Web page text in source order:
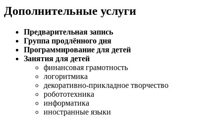
Дополнительные услуги
Предварительная запись
Группа продлённого дня
Программирование для детей
Занятия для детей
финансовая грамотность
логоритмика
декоративно-прикладное творчество
робототехника
информатика
иностранные языки